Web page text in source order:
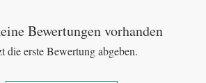
Bewertungen vorhanden
die erste Bewertung abgeben.